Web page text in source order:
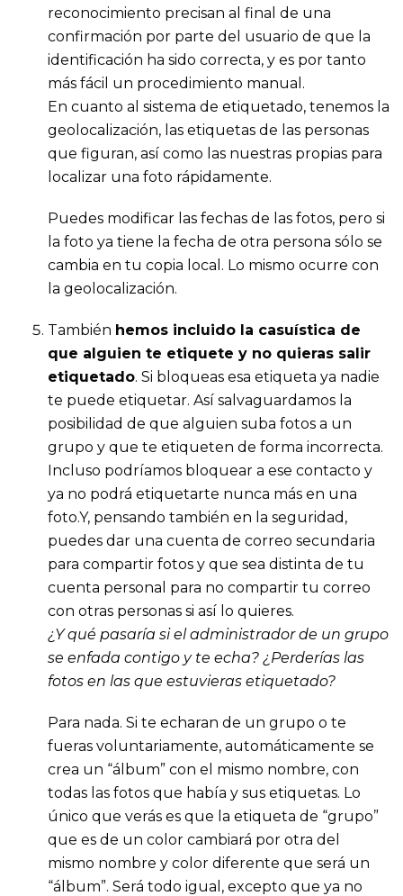
reconocimiento precisan al final de una
confirmación por parte del usuario de que la
identificación ha sido correcta, y es por tanto
más fácil un procedimiento manual.
En cuanto al sistema de etiquetado, tenemos la
geolocalización, las etiquetas de las personas
que figuran, así como las nuestras propias para
localizar una foto rápidamente.
Puedes modificar las fechas de las fotos, pero si
la foto ya tiene la fecha de otra persona sólo se
cambia en tu copia local. Lo mismo ocurre con
la geolocalización.
También hemos incluido la casuística de
que alguien te etiquete y no quieras salir
etiquetado. Si bloqueas esa etiqueta ya nadie
te puede etiquetar. Así salvaguardamos la
posibilidad de que alguien suba fotos a un
grupo y que te etiqueten de forma incorrecta.
Incluso podríamos bloquear a ese contacto y
ya no podrá etiquetarte nunca más en una
foto.Y, pensando también en la seguridad,
puedes dar una cuenta de correo secundaria
para compartir fotos y que sea distinta de tu
cuenta personal para no compartir tu correo
con otras personas si así lo quieres.
¿Y qué pasaría si el administrador de un grupo
se enfada contigo y te echa? ¿Perderías las
fotos en las que estuvieras etiquetado?
Para nada. Si te echaran de un grupo o te
fueras voluntariamente, automáticamente se
crea un “álbum” con el mismo nombre, con
todas las fotos que había y sus etiquetas. Lo
único que verás es que la etiqueta de “grupo”
que es de un color cambiará por otra del
mismo nombre y color diferente que será un
“álbum”. Será todo igual, excepto que ya no